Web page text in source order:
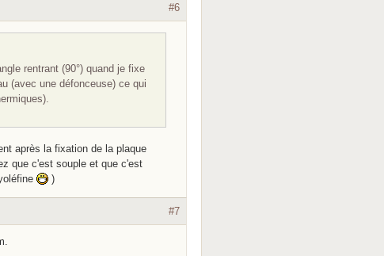
#6
rentrant (90°) quand je fixe
(avec une défonceuse) ce qui
après la fixation de la plaque
que c'est souple et que c'est
)
#7